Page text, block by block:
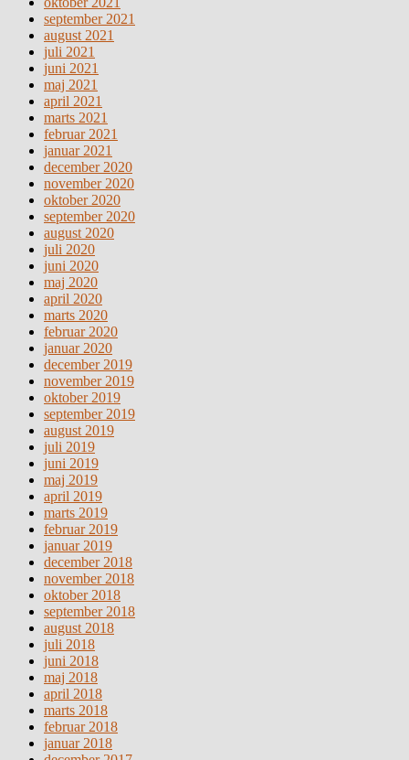
september 2021
august 2021
juli 2021
juni 2021
maj 2021
april 2021
marts 2021
februar 2021
januar 2021
december 2020
november 2020
oktober 2020
september 2020
august 2020
juli 2020
juni 2020
maj 2020
april 2020
marts 2020
februar 2020
januar 2020
december 2019
november 2019
oktober 2019
september 2019
august 2019
juli 2019
juni 2019
maj 2019
april 2019
marts 2019
februar 2019
januar 2019
december 2018
november 2018
oktober 2018
september 2018
august 2018
juli 2018
juni 2018
maj 2018
april 2018
marts 2018
februar 2018
januar 2018